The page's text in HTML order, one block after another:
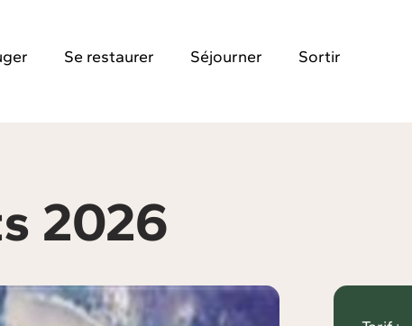
Se restaurer Séjourner Sortir
2026